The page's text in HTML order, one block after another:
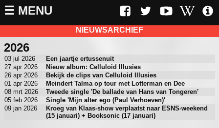
☰ MENU
NIEUWSARCHIEF
2026
03 jul 2026
Een jaartje ertussenuit
27 apr 2026
Nieuw album: Celluloid Illusies
26 apr 2026
Bekijk de clips van Celluloid Illusies
01 apr 2026
Meindert Talma op tour met Lotterman en Dee
08 mrt 2026
Tweede single 'De ballade van Hans van Tongeren'
05 feb 2026
Single 'Mijn alter ego (Paul Verhoeven)'
09 jan 2026
Kroeg van Klaas-show verplaatst naar ESNS-weekend
(15 januari) + Booksonic (17 januari)